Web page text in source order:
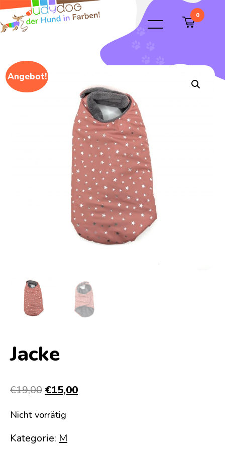
0
Angebot!
Jacke
€19,00 Ursprünglicher
war:
€19,00
€15,00Aktueller
Nicht vorrätig
Kategorie: M